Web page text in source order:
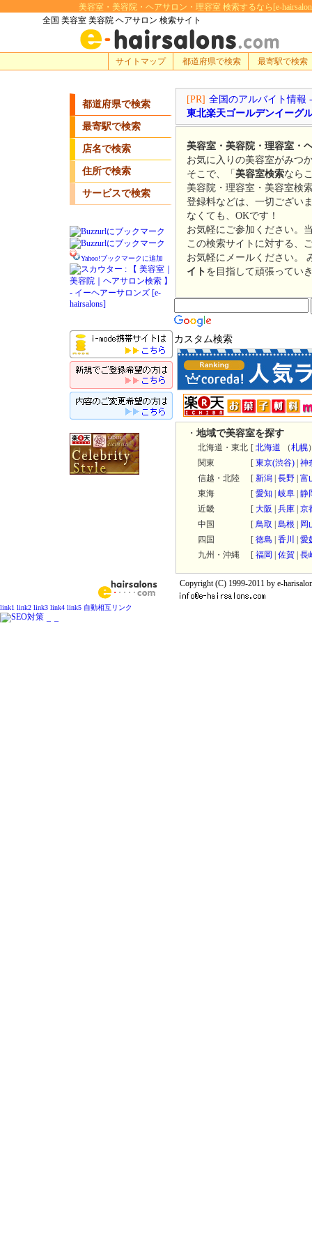
美容室・美容院・ヘアサロン・理容室 検索するなら[e-
全国 美容室 美容院 ヘアサロン 検索サイト
サイトマップ 都道府県で検索 最寄駅で検索
[PR] 全国のアルバイト情報
東北楽天ゴールデンイーグ
美容室・美容院・理容室・
お気に入りの美容室がみつ
そこで、「美容室検索なら
美容院・理容室・美容室検
登録料などは、一切ござい
なくても、OKです！
お気軽にご参加ください。
この検索サイトに対する、
お気軽にメールください。
イトを目指して頑張ってい
カスタム検索
・ 地域で美容室を探す
北海道・東北 [ 北海道 （札幌
関東
[ 東京(渋谷) 神
信越・北陸
[ 新潟 長野 富
東海
[ 愛知 岐阜 静
近畿
[ 大阪 兵庫 京
中国
[ 鳥取 島根
岡
四国
[ 徳島 香川
愛
九州・沖縄
[ 福岡 佐賀 長
都道府県で検索
最寄駅で検索
店名で検索
住所で検索
サービスで検索
Yahoo!ブックマークに追加
Copyright (C) 1999-2011 by e-
link1 link2 link3 link4 link5 自動相互リンク